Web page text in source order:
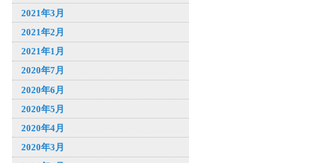
2021年3月
2021年2月
2021年1月
2020年7月
2020年6月
2020年5月
2020年4月
2020年3月